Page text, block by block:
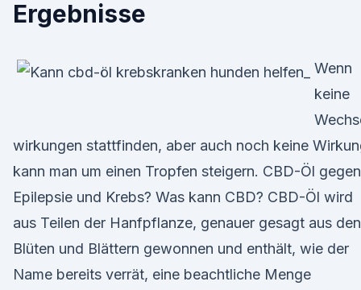
Ergebnisse
Wenn
keine
wirkungen stattfinden, aber auch noch keine
kann man um einen Tropfen steigern. CBD-Öl gegen
Epilepsie und Krebs? Was kann CBD? CBD-Öl wird
aus Teilen der Hanfpflanze, genauer gesagt aus den
Blüten und Blättern gewonnen und enthält, wie der
Name bereits verrät, eine beachtliche Menge